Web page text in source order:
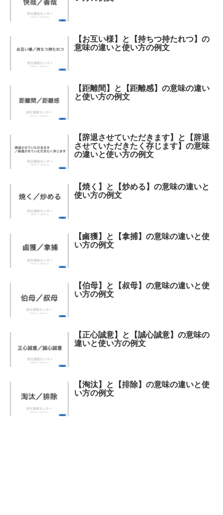
【お互い様】と【持ちつ持たれつ】の
意味の違いと使い方の例文
【距離間】と【距離感】の意味の違い
と使い方の例文
【辞退させていただきます】と【辞退
させていただきたく存じます】の意味
の違いと使い方の例文
【焼く】と【炒める】の意味の違いと
使い方の例文
【鹵獲】と【拿捕】の意味の違いと使
い方の例文
【伯母】と【叔母】の意味の違いと使
い方の例文
【正心誠意】と【誠心誠意】の意味の
違いと使い方の例文
【淘汰】と【排除】の意味の違いと使
い方の例文